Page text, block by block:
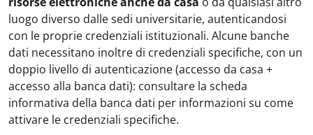
luogo diverso dalle sedi universitarie, autenticandosi
con le proprie credenziali istituzionali. Alcune banche
dati necessitano inoltre di credenziali specifiche, con un
doppio livello di autenticazione (accesso da casa +
accesso alla banca dati): consultare la scheda
informativa della banca dati per informazioni su come
attivare le credenziali specifiche.